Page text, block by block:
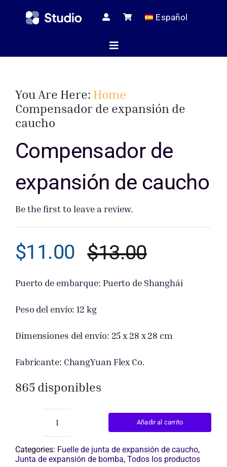
Español
Toggle
You Are Here: Home
Compensador de expansión de
caucho
Compensador de
expansión de caucho
Be the first to leave a review.
$13.00El
precio
era:
$11.00
El
precio
es:
Puerto de embarque: Puerto de Shanghái
Peso del envío: 12 kg
Dimensiones del envío: 25 x 28 x 28 cm
Fabricante: ChangYuan Flex Co.
865 disponibles
Compensador
de
expansión
de
Añadir al carrito
Categories: Fuelle de junta de expansión de caucho,
Junta de expansión de bomba, Todos los productos